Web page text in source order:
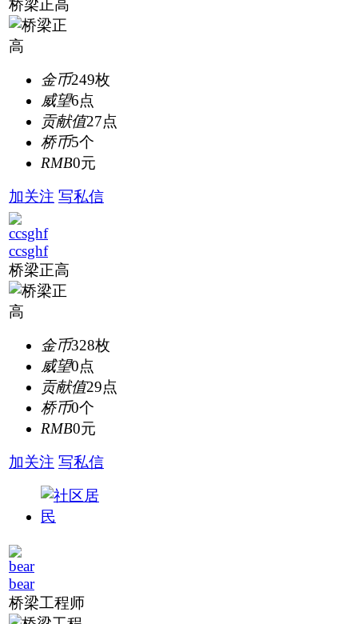
桥梁正高
金币249枚
威望6点
贡献值27点
桥币5个
RMB0元
加关注 写私信
ccsghf
桥梁正高
金币328枚
威望0点
贡献值29点
桥币0个
RMB0元
加关注 写私信
bear
桥梁工程师